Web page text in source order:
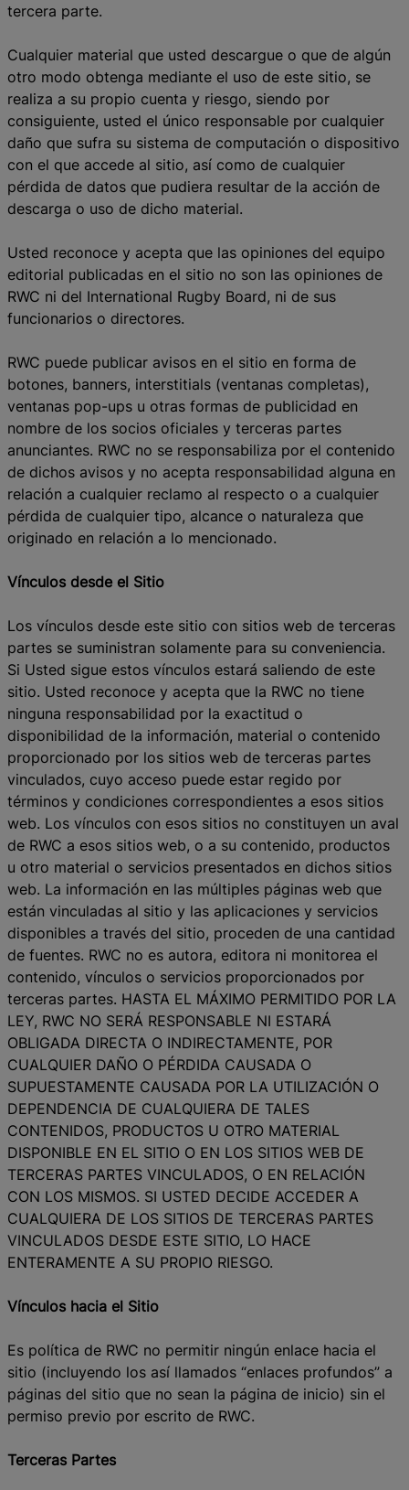
tercera parte.
Cualquier material que usted descargue o que de algún
otro modo obtenga mediante el uso de este sitio, se
realiza a su propio cuenta y riesgo, siendo por
consiguiente, usted el único responsable por cualquier
daño que sufra su sistema de computación o dispositivo
con el que accede al sitio, así como de cualquier
pérdida de datos que pudiera resultar de la acción de
descarga o uso de dicho material.
Usted reconoce y acepta que las opiniones del equipo
editorial publicadas en el sitio no son las opiniones de
RWC ni del International Rugby Board, ni de sus
funcionarios o directores.
RWC puede publicar avisos en el sitio en forma de
botones, banners, interstitials (ventanas completas),
ventanas pop-ups u otras formas de publicidad en
nombre de los socios oficiales y terceras partes
anunciantes. RWC no se responsabiliza por el contenido
de dichos avisos y no acepta responsabilidad alguna en
relación a cualquier reclamo al respecto o a cualquier
pérdida de cualquier tipo, alcance o naturaleza que
originado en relación a lo mencionado.
Vínculos desde el Sitio
Los vínculos desde este sitio con sitios web de terceras
partes se suministran solamente para su conveniencia.
Si Usted sigue estos vínculos estará saliendo de este
sitio. Usted reconoce y acepta que la RWC no tiene
ninguna responsabilidad por la exactitud o
disponibilidad de la información, material o contenido
proporcionado por los sitios web de terceras partes
vinculados, cuyo acceso puede estar regido por
términos y condiciones correspondientes a esos sitios
web. Los vínculos con esos sitios no constituyen un aval
de RWC a esos sitios web, o a su contenido, productos
u otro material o servicios presentados en dichos sitios
web. La información en las múltiples páginas web que
están vinculadas al sitio y las aplicaciones y servicios
disponibles a través del sitio, proceden de una cantidad
de fuentes. RWC no es autora, editora ni monitorea el
contenido, vínculos o servicios proporcionados por
terceras partes. HASTA EL MÁXIMO PERMITIDO POR LA
LEY, RWC NO SERÁ RESPONSABLE NI ESTARÁ
OBLIGADA DIRECTA O INDIRECTAMENTE, POR
CUALQUIER DAÑO O PÉRDIDA CAUSADA O
SUPUESTAMENTE CAUSADA POR LA UTILIZACIÓN O
DEPENDENCIA DE CUALQUIERA DE TALES
CONTENIDOS, PRODUCTOS U OTRO MATERIAL
DISPONIBLE EN EL SITIO O EN LOS SITIOS WEB DE
TERCERAS PARTES VINCULADOS, O EN RELACIÓN
CON LOS MISMOS. SI USTED DECIDE ACCEDER A
CUALQUIERA DE LOS SITIOS DE TERCERAS PARTES
VINCULADOS DESDE ESTE SITIO, LO HACE
ENTERAMENTE A SU PROPIO RIESGO.
Vínculos hacia el Sitio
Es política de RWC no permitir ningún enlace hacia el
sitio (incluyendo los así llamados “enlaces profundos” a
páginas del sitio que no sean la página de inicio) sin el
permiso previo por escrito de RWC.
Terceras Partes